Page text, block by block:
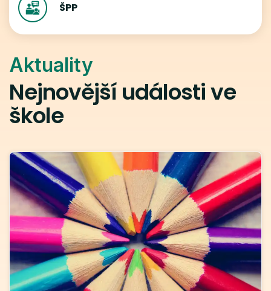
ŠPP
Aktuality
Nejnovější události ve
škole